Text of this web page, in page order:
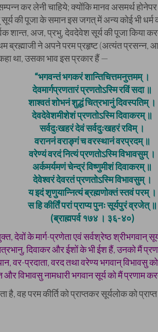
कर लेनी चाहिये; क्योंकि मानव असमर्थ
सूर्य की पूजा के समान इस जगत् में अन्य कोई भी
शान्त, अज, प्रभु, देवदेवेश सूर्य की पूजा किया
ब्रह्माजी ने अपने परम प्रहृष्ट (अत्यंत प्रसन्न,
था, उसका भाव इस प्रकार हैं —
“भगवन्तं भगकरं शान्तिचित्तमनुत्तमम् ।
देवमार्गप्रणतारं प्रणतोऽस्मि रविं सदा ॥
शाश्वतं शोभनं शुद्धं चित्रभानुं दिवस्पतिम् ।
देवदेवेशमीशेशं प्रणतोऽस्मि दिवाकरम् ॥
सर्वदुःखहरं देवं सर्वदुःखहरं रविम् ।
वराननं वराङ्गं च वरस्थानं वरप्रदम् ॥
वरेण्यं वरदं नित्यं प्रणतोऽस्मि विभावसुम् ।
अर्कमर्यमणं चेन्द्रं विष्णुमीशं दिवाकरम् ॥
देवेश्वरं देवरतं प्रणतोऽस्मि विभावसुम् ।
य इदं शृणुयान्नित्यं ब्रह्मणोक्तं स्तवं परम् ।
स हि कीर्तिं परां प्राप्य पुनः सूर्यपुरं व्रजेत् ॥
(ब्राह्मपर्व १७४ । ३६-४०)
देवों के मार्ग-प्रणेता एवं सर्वश्रेष्ठ श्रीभगवान्
दिवाकर और ईशों के भी ईश हैं, उनको मैं
वर-प्रदाता, वरद तथा वरेण्य भगवान् विभावसु
विभावसु नामधारी भगवान सूर्य को मैं प्रणाम
वह परम कीर्ति को प्राप्तकर सूर्यलोक को